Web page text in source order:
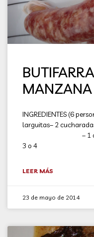
MANZANA
INGREDIENTES (6
larguitas– 2
– 1 cañita de
3 o 4
LEER MÁS
23 de mayo de 2014